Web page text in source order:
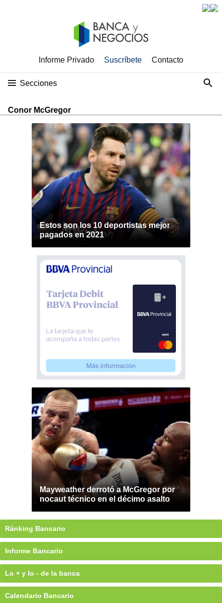
Informe Privado Suscríbete Contacto
Secciones
Conor McGregor
Estos son los 10 deportistas mejor
pagados en 2021
Mayweather derrotó a McGregor por
nocaut técnico en el décimo asalto
Ránking Bancario
Informe Bancario
Lo + y lo - de la banca
Calendario Bancario